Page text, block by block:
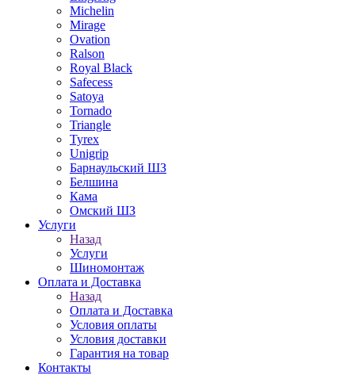
Michelin
Mirage
Ovation
Ralson
Royal Black
Safecess
Satoya
Tornado
Triangle
Tyrex
Unigrip
Барнаульский ШЗ
Белшина
Кама
Омский ШЗ
Услуги
Назад
Услуги
Шиномонтаж
Оплата и Доставка
Назад
Оплата и Доставка
Условия оплаты
Условия доставки
Гарантия на товар
Контакты